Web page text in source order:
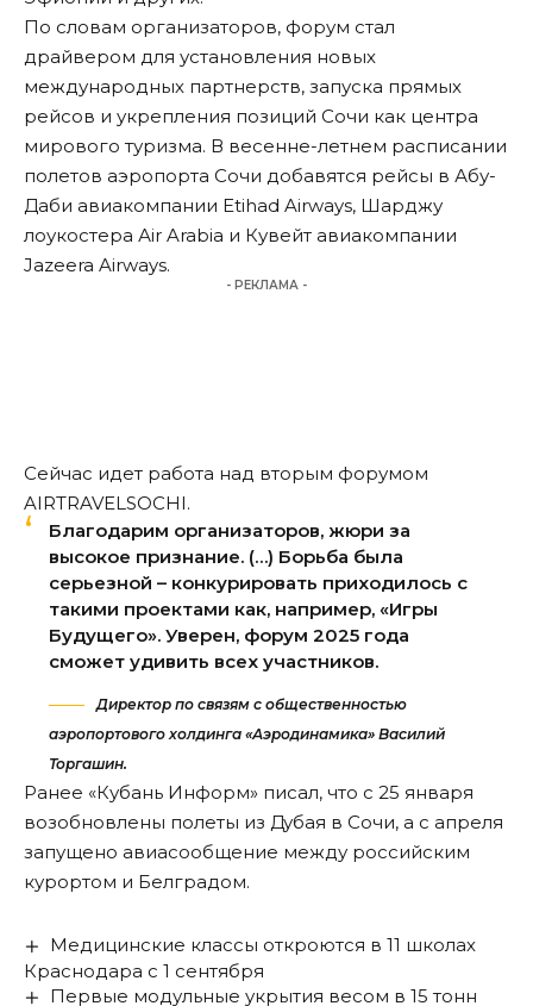
По словам организаторов, форум стал
драйвером для установления новых
международных партнерств, запуска прямых
рейсов и укрепления позиций Сочи как центра
мирового туризма. В весенне-летнем расписании
полетов аэропорта Сочи добавятся рейсы в Абу-
Даби авиакомпании Etihad Airways, Шарджу
лоукостера Аir Arabia и Кувейт авиакомпании
Jazeera Airways.
- РЕКЛАМА -
Сейчас идет работа над вторым форумом
AIRTRAVELSOCHI.
Благодарим организаторов, жюри за
высокое признание. (…) Борьба была
серьезной – конкурировать приходилось с
такими проектами как, например, «Игры
Будущего». Уверен, форум 2025 года
сможет удивить всех участников.
Директор по связям с общественностью
аэропортового холдинга «Аэродинамика» Василий
Торгашин.
Ранее «Кубань Информ» писал, что с 25 января
возобновлены полеты из Дубая в Сочи, а с апреля
запущено авиасообщение между российским
курортом и Белградом.
Медицинские классы откроются в 11 школах
Краснодара с 1 сентября
Первые модульные укрытия весом в 15 тонн